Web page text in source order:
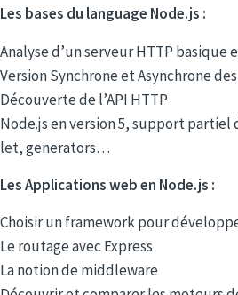
Les bases du language Node.js :
Analyse d’un serveur HTTP basique
Version Synchrone et Asynchrone
Découverte de l’API HTTP
Node.js en version 5, support partiel
let, generators…
Les Applications web en Node.js :
Choisir un framework pour
Le routage avec Express
La notion de middleware